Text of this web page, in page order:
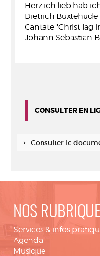
Herzlich lieb hab
Dietrich Buxtehude
Cantate "Christ lag
Johann Sebastian
CONSULTER EN
Consulter le
NOS
Services & infos
Agenda
Musique